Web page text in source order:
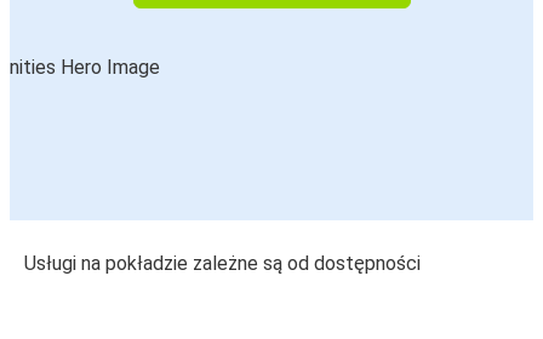
Usługi na pokładzie zależne są od dostępności